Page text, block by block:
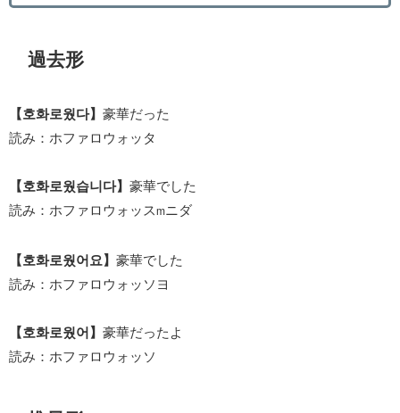
過去形
【호화로웠다】 豪華だった
読み：ホファロウォッタ
【호화로웠습니다】 豪華でした
読み：ホファロウォッス m ニダ
【호화로웠어요】 豪華でした
読み：ホファロウォッソヨ
【호화로웠어】 豪華だったよ
読み：ホファロウォッソ